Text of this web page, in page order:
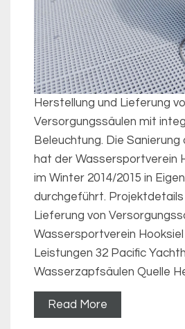
Herstellung und Lieferung
Versorgungssäulen mit
Beleuchtung. Die
hat der Wassersportverein
im Winter 2014/2015 in
durchgeführt.
Lieferung von
Wassersportverein Hooksiel
Leistungen 32 Pacific
Wasserzapfsäulen Quelle
Read More